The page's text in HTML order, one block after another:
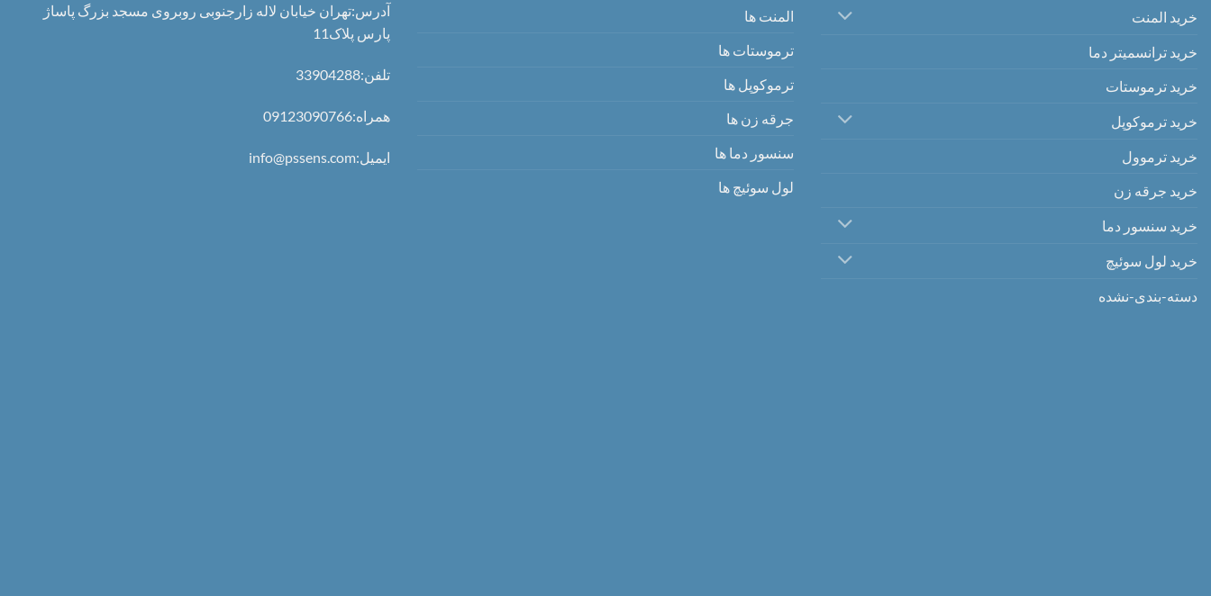
خرید المنت
خرید ترانسمیتر دما
خرید ترموستات
خرید ترموکوپل
خرید ترموول
خرید جرقه زن
خرید سنسور دما
خرید لول سوئیچ
دسته-بندی-نشده
المنت ها
ترموستات ها
ترموکوپل ها
جرقه زن ها
سنسور دما ها
لول سوئیچ ها
آدرس:تهران خیابان لاله زارجنوبی روبروی مسجد بزرگ پاساژ
پارس پلاک11
تلفن:33904288
همراه:09123090766
ایمیل:info@pssens.com